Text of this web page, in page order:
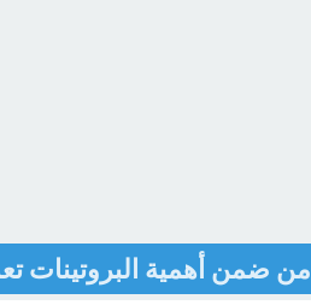
من ضمن أهمية البروتينات